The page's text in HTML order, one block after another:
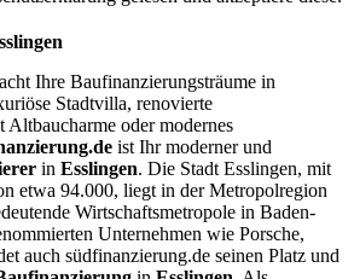
Ihre Baufinanzierungsträume in
Stadtvilla, renovierte
oder modernes
ist Ihr moderner und
in Esslingen. Die Stadt Esslingen, mit
etwa 94.000, liegt in der Metropolregion
Wirtschaftsmetropole in Baden-
Unternehmen wie Porsche,
auch südfinanzierung.de seinen Platz und